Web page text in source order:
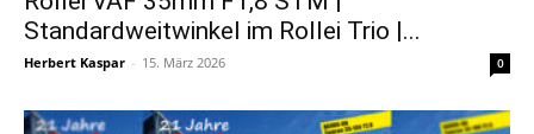
Standardweitwinkel im Rollei Trio |...
Herbert Kaspar - 15. März 2026 0